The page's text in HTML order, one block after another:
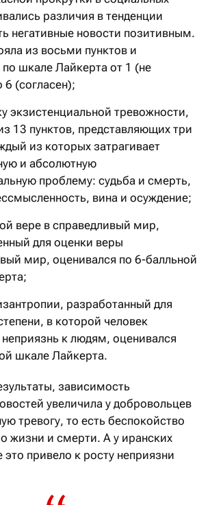
различия в тенденции
негативные новости позитивным.
из восьми пунктов и
шкале Лайкерта от 1 (не
6 (согласен);
экзистенциальной тревожности,
13 пунктов, представляющих три
из которых затрагивает
и абсолютную
проблему: судьба и смерть,
вина и осуждение;
вере в справедливый мир,
для оценки веры
мир, оценивался по 6-балльной
разработанный для
в которой человек
к людям, оценивался
шкале Лайкерта.
зависимость
увеличила у добровольцев
тревогу, то есть беспокойство
жизни и смерти. А у иранских
это привело к росту неприязни